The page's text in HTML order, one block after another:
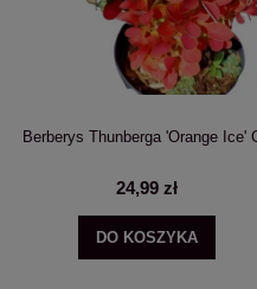
Berberys Thunberga 'Orange Ice'
24,99 zł
DO KOSZYKA